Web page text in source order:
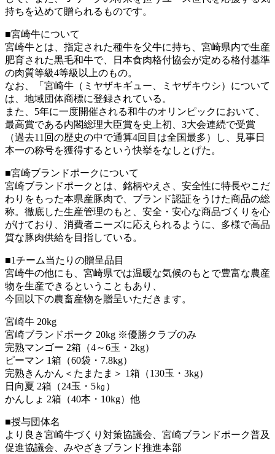
持ちを込めて贈られるものです。
■宮崎牛について
宮崎牛とは、指定された種牛を父牛に持ち、宮崎県内で生産
肥育された黒毛和牛で、日本食肉格付協会が定める格付基準
の肉質等級4等級以上のもの。
なお、「宮崎牛（ミヤザキギュー、ミヤザキウシ）について
は、地域団体商標に登録されている。
また、5年に一度開催される和牛のオリンピックにおいて、
最高賞である内閣総理大臣賞を史上初、3大会連続で受賞
（過去11回の歴史の中で通算4回目は全国最多）し、見事日
本一の称号を獲得するという快挙をなしとげた。
■宮崎ブランドポークについて
宮崎ブランドポークとは、銘柄やえさ、安全性に特長やこだ
わりをもった本県産豚肉で、ブランド認証をうけた商品の総
称。徹底した生産管理のもと、安全・安心な商品づくりを心
がけており、消費者ニーズに応えられるように、多様で高品
質な豚肉供給を目指している。
■1チーム当たりの贈呈品目
宮崎牛の他にも、宮崎県では温暖な気候のもとで豊富な農産
物を生産できるということもあり、
今回以下の農畜産物を贈呈いただきます。
宮崎牛 20kg
宮崎ブランドポーク 20kg ※優勝クラブのみ
完熟マンゴー 2箱（4～6玉・2kg）
ピーマン 1箱（60袋・7.8kg）
完熟きんかん＜たまたま＞ 1箱（130玉・3kg）
日向夏 2箱（24玉・5㎏）
かんしょ 2箱（40本・10kg）他
■授与団体名
より良き宮崎牛づくり対策協議会、宮崎ブランドポーク普及
促進協議会、みやざきブランド推進本部